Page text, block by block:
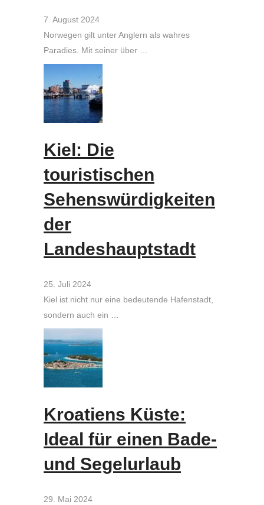
7. August 2024
Norwegen gilt unter Anglern als wahres
Paradies. Mit seiner über …
Kiel: Die
touristischen
Sehenswürdigkeiten
der
Landeshauptstadt
25. Juli 2024
Kiel ist nicht nur eine bedeutende Hafenstadt,
sondern auch ein …
Kroatiens Küste:
Ideal für einen Bade-
und Segelurlaub
29. Mai 2024